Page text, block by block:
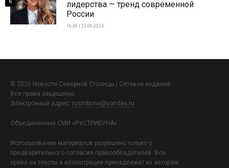
лидерства — тренд современной
России
16:36 | 23-06-2024
6
© 2026 Новости Северной Столицы | Сетевое издание.
Все права защищены.
Электронный адрес: rustribuna@yandex.ru
Объединенные СМИ «РУСТРИБУНА»
Использование материалов разрешено только с
предварительного согласия правообладателей. Все
права на тексты и иллюстрации принадлежат их авторам.